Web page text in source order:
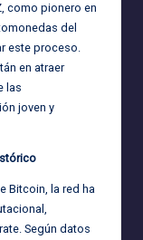
como pionero en
del
este proceso.
en atraer
las
joven y
Bitcoin, la red ha
Según datos